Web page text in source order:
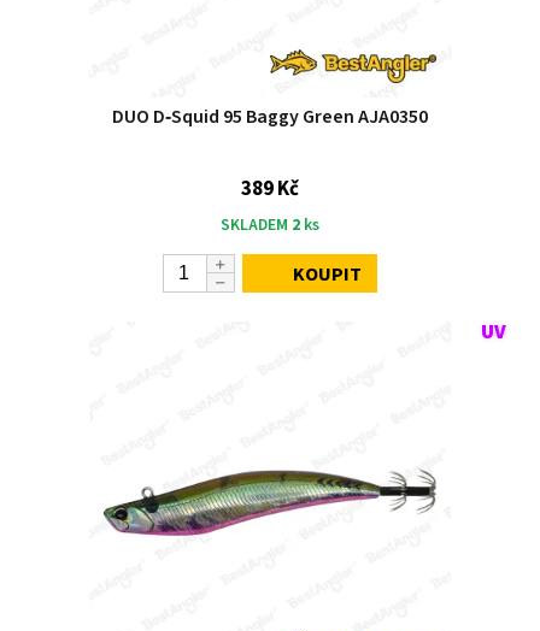
DUO D‑Squid 95 Baggy Green AJA0350
389 Kč
SKLADEM 2 ks
KOUPIT